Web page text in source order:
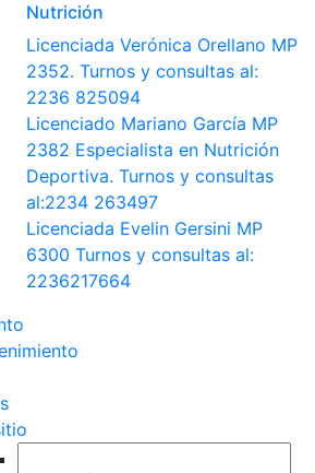
Nutrición
Licenciada Verónica Orellano MP
2352. Turnos y consultas al:
2236 825094
Licenciado Mariano García MP
2382 Especialista en Nutrición
Deportiva. Turnos y consultas
al:2234 263497
Licenciada Evelin Gersini MP
6300 Turnos y consultas al:
2236217664